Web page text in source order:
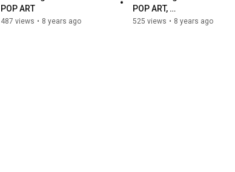
POP ART
487 views • 8 years ago
POP ART,
fényvarázsformával
525 views • 8 years ago